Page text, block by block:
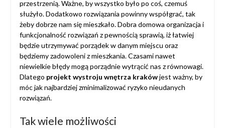
przestrzenią. Ważne, by wszystko było po coś, czemuś
służyło. Dodatkowo rozwiązania powinny współgrać, tak
żeby dobrze nam się mieszkało. Dobra domowa organizacja i
funkcjonalność rozwiązań z pewnością sprawią, iż łatwiej
będzie utrzymywać porządek w danym miejscu oraz
będziemy zadowoleni z mieszkania. Czasami nawet
niewielkie błędy mogą porządnie wytrącić nas z równowagi.
Dlatego projekt wystroju wnętrza krakówjest ważny, by
móc jak najbardziej zminimalizować ryzyko nieudanych
rozwiązań.
Tak wiele możliwości